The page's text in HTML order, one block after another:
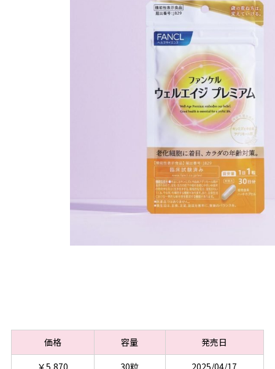
価格 容量
発売日
￥5,870
30粒 2025/04/17